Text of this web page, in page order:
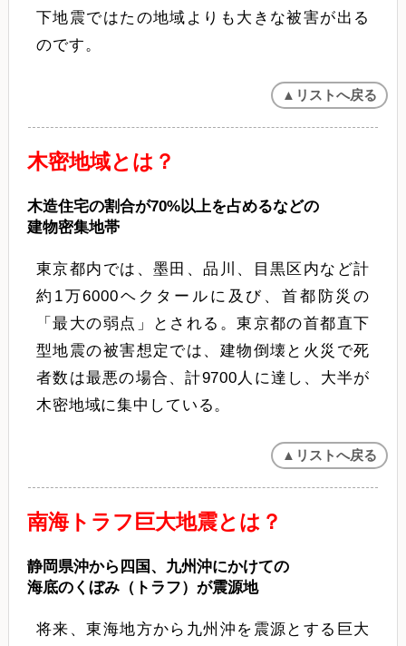
下地震ではたの地域よりも大きな被害が出る
のです。
▲リストへ戻る
木密地域とは？
木造住宅の割合が70%以上を占めるなどの
建物密集地帯
東京都内では、墨田、品川、目黒区内など計
約1万6000ヘクタールに及び、首都防災の
「最大の弱点」とされる。東京都の首都直下
型地震の被害想定では、建物倒壊と火災で死
者数は最悪の場合、計9700人に達し、大半が
木密地域に集中している。
▲リストへ戻る
南海トラフ巨大地震とは？
静岡県沖から四国、九州沖にかけての
海底のくぼみ（トラフ）が震源地
将来、東海地方から九州沖を震源とする巨大